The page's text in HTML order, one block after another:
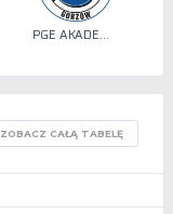
PGE AKADEMIA SIATKÓWKI STILON
ZOBACZ CAŁĄ TABELĘ